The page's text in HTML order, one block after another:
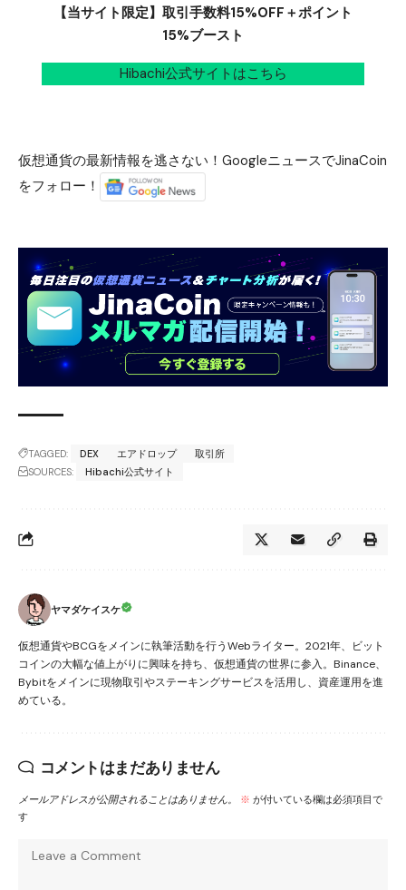
【当サイト限定】取引手数料15%OFF＋ポイント
15%ブースト
Hibachi公式サイトはこちら
仮想通貨の最新情報を逃さない！GoogleニュースでJinaCoin
をフォロー！
TAGGED: DEX エアドロップ
取引所
SOURCES:
Hibachi公式サイト
ヤマダケイスケ
仮想通貨やBCGをメインに執筆活動を行うWebライター。2021年、ビット
コインの大幅な値上がりに興味を持ち、仮想通貨の世界に参入。Binance、
Bybitをメインに現物取引やステーキングサービスを活用し、資産運用を進
めている。
コメントはまだありません
メールアドレスが公開されることはありません。 ※ が付いている欄は必須項目で
す